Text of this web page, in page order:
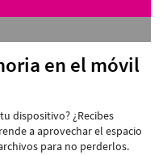
en el móvil
dispositivo? ¿Recibes
a aprovechar el espacio
para no perderlos.